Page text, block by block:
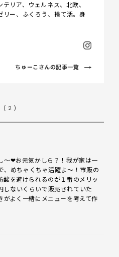
リア、ウェルネス、北欧、
リー、ふくろう、捨て活。身
ちゅーこさんの記事一覧
( 2 )
〜❤︎お元気かしら？！我が家は一
、めちゃくちゃ活躍よ〜！市販の
を避けられるのが１番のメリッ
ないくらいで販売されていた
よく一緒にメニューを考えて作